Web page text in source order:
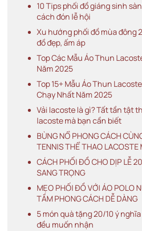
10 Tips phối đồ giáng sinh
cách đón lễ hội
Xu hướng phối đồ mùa đông
đồ đẹp, ấm áp
Top Các Mẫu Áo Thun
Năm 2025
Top 15+ Mẫu Áo Thun
Chạy Nhất Năm 2025
Vải lacoste là gì? Tất tần tật
lacoste mà bạn cần biết
BÙNG NỔ PHONG CÁCH
TENNIS THỂ THAO LACOSTE
CÁCH PHỐI ĐỒ CHO DỊP LỄ
SANG TRỌNG
MẸO PHỐI ĐỒ VỚI ÁO POLO
TẦM PHONG CÁCH DỄ DÀNG
5 món quà tặng 20/10 ý
đều muốn nhận